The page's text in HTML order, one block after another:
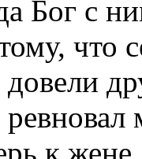
Бог с
что
к